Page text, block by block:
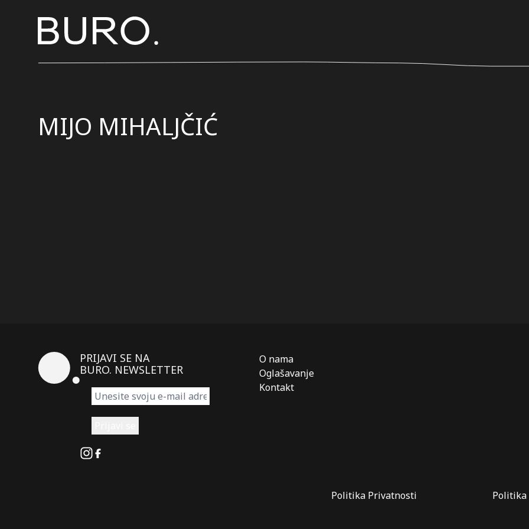
MIJO MIHALJČIĆ
PRIJAVI SE NA
BURO. NEWSLETTER
Instagram
Facebook
O nama
Oglašavanje
Kontakt
Politika Privatnosti Politika